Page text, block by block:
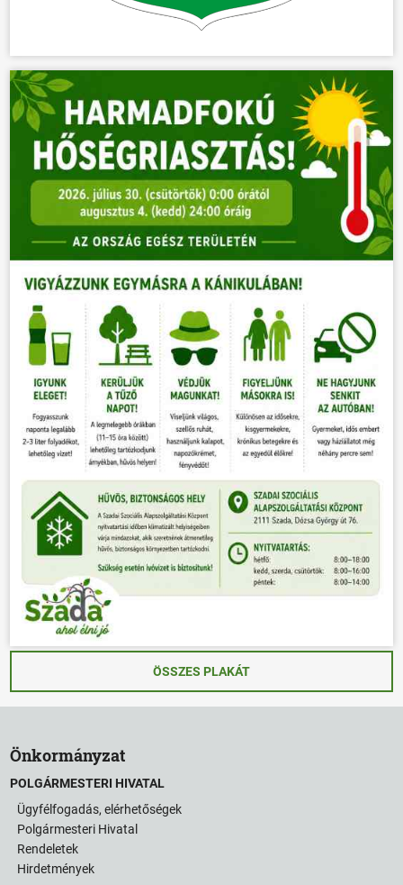
ÖSSZES PLAKÁT
Önkormányzat
POLGÁRMESTERI HIVATAL
Ügyfélfogadás, elérhetőségek
Polgármesteri Hivatal
Rendeletek
Hirdetmények